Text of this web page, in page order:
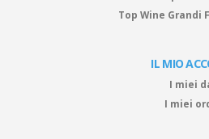
Top Wine Grandi
IL MIO
I miei
I miei